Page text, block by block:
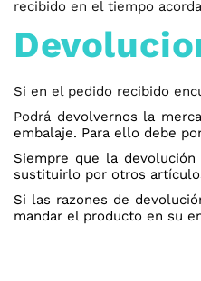
recibido en el tiempo
Si en el pedido recibido
Podrá devolvernos la
embalaje. Para ello debe
Siempre que la
sustituirlo por otros
Si las razones de
mandar el producto en su